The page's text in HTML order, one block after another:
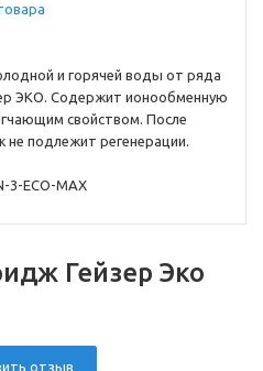
и горячей воды от ряда
ЭКО. Содержит ионообменную
свойством. После
подлежит регенерации.
3-ECO-MAX
Гейзер Эко
отзыв